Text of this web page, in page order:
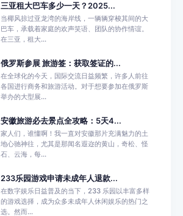
三亚租大巴车多少一天？2025...
当椰风掠过亚龙湾的海岸线，一辆辆穿梭其间的大
巴车，承载着家庭的欢声笑语、团队的协作情谊。
在三亚，租大...
俄罗斯参展 旅游签：获取签证的...
在全球化的今天，国际交流日益频繁，许多人前往
各国进行商务和旅游活动。对于想要参加在俄罗斯
举办的大型展...
安徽旅游必去景点全攻略：5天4...
家人们，谁懂啊！我一直对安徽那片充满魅力的土
地心驰神往，尤其是那闻名遐迩的黄山，奇松、怪
石、云海，每...
233乐园游戏申请未成年人退款...
在数字娱乐日益普及的当下，233 乐园以丰富多样
的游戏选择，成为众多未成年人休闲娱乐的热门之
选。然而...